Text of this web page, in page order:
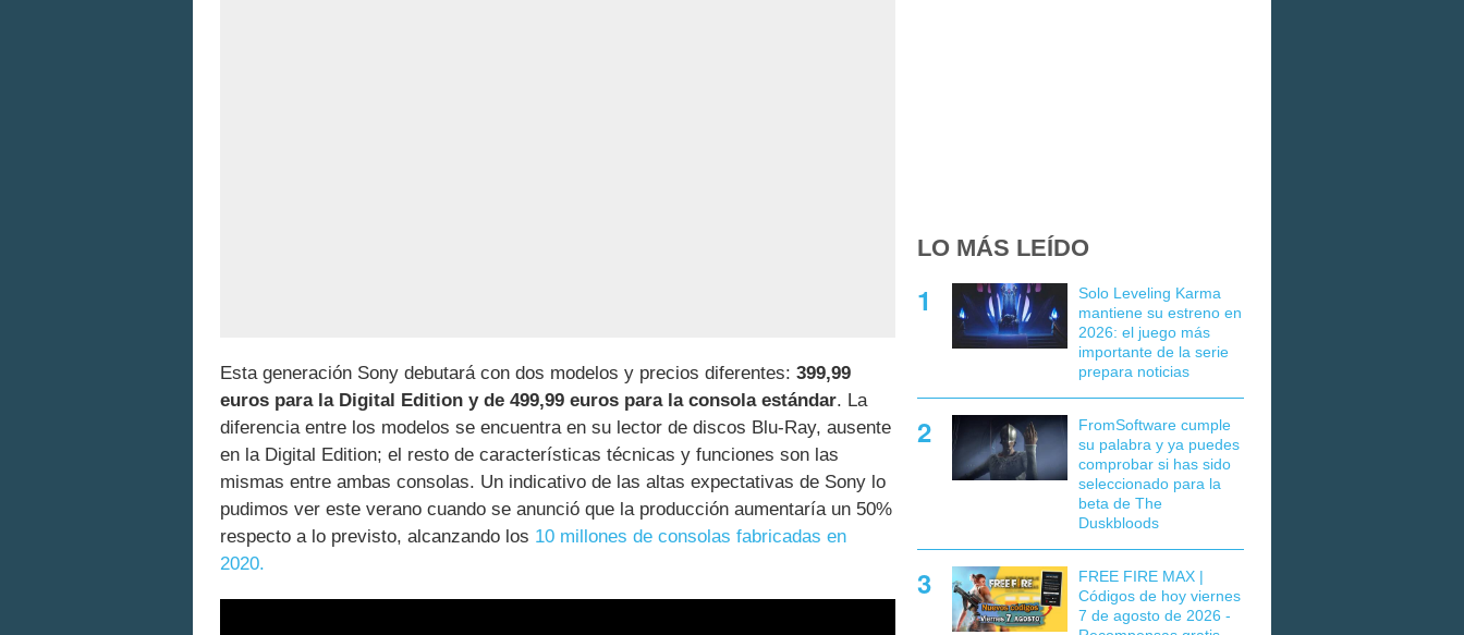
Esta generación Sony debutará con dos modelos y precios diferentes: 399,99
euros para la Digital Edition y de 499,99 euros para la consola estándar. La
diferencia entre los modelos se encuentra en su lector de discos Blu-Ray, ausente
en la Digital Edition; el resto de características técnicas y funciones son las
mismas entre ambas consolas. Un indicativo de las altas expectativas de Sony lo
pudimos ver este verano cuando se anunció que la producción aumentaría un 50%
respecto a lo previsto, alcanzando los 10 millones de consolas fabricadas en
2020.
LO MÁS LEÍDO
Solo Leveling Karma
mantiene su estreno en
2026: el juego más
importante de la serie
prepara noticias
FromSoftware cumple
su palabra y ya puedes
comprobar si has sido
seleccionado para la
beta de The
Duskbloods
FREE FIRE MAX |
Códigos de hoy viernes
7 de agosto de 2026 -